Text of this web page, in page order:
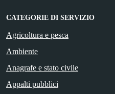
CATEGORIE DI SERVIZIO
Agricoltura e pesca
Ambiente
Anagrafe e stato civile
Appalti pubblici